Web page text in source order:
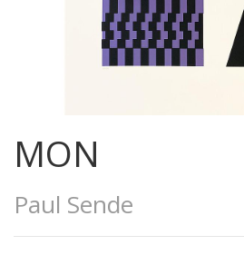
MON
Paul Sende